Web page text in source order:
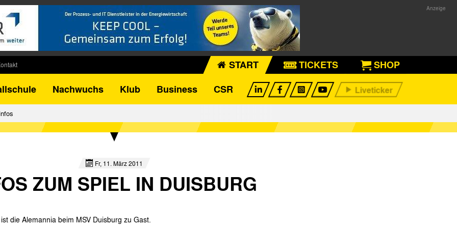
Pokal
START TICKETS
SHOP
Nachwuchs Klub Business CSR
Fr, 11. März 2011
ZUM SPIEL IN DUISBURG
die Alemannia beim MSV Duisburg zu Gast.